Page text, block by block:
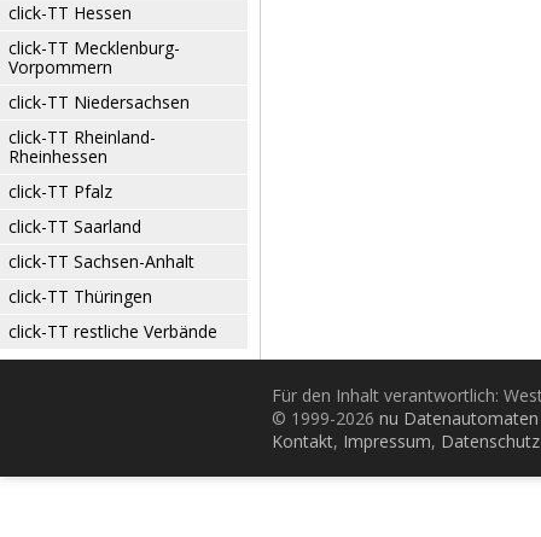
click-TT Hessen
click-TT Mecklenburg-
Vorpommern
click-TT Niedersachsen
click-TT Rheinland-
Rheinhessen
click-TT Pfalz
click-TT Saarland
click-TT Sachsen-Anhalt
click-TT Thüringen
click-TT restliche Verbände
Für den Inhalt verantwortlich:
© 1999-2026 nu
Kontakt, Impressum, Datenschutz